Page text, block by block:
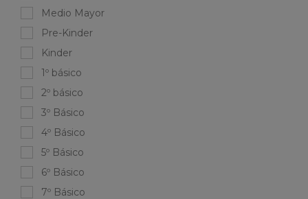
Medio Mayor
Pre-Kinder
Kinder
1º básico
2º básico
3º Básico
4º Básico
5º Básico
6º Básico
7º Básico